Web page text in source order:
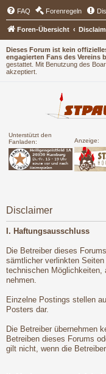
Dieses Forum ist kein
engagierten Fans des Vereins
gestattet. Mit Benutzung des
akzeptiert.
Unterstützt den
Fanladen:
Anzeige:
FAQ Forenregeln
Foren-Übersicht
Disclaimer
I. Haftungsausschluss
Die Betreiber dieses
sämtlicher verlinkten
technischen
nehmen.
Einzelne Postings stellen
Posters dar.
Die Betreiber übernehmen
Betreiben dieses Forums
gilt nicht, wenn die